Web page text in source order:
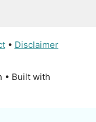
• Disclaimer
• Built with